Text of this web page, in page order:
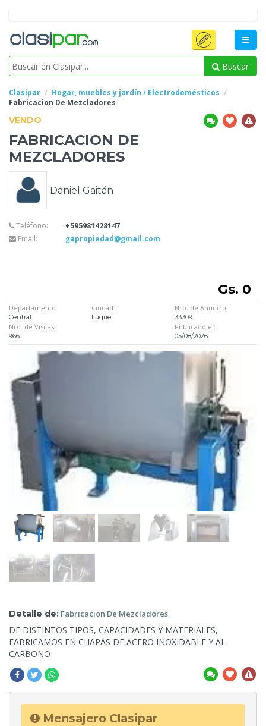
Buscar
Clasipar
Hogar, muebles y jardín / Electrodomésticos
Fabricacion De Mezcladores
VENDO
FABRICACION DE
MEZCLADORES
Daniel Gaitán
Teléfono:
+595981428147
Email:
gapropiedad@gmail.com
Gs. 0
Departamento:
Central
Ciudad:
Luque
Nro. de Anuncio:
33309
Nro. de Visitas:
966
Publicado el:
05/08/2026
Detalle de: Fabricacion De Mezcladores
DE DISTINTOS TIPOS, CAPACIDADES Y MATERIALES,
FABRICAMOS EN CHAPAS DE ACERO INOXIDABLE Y AL
CARBONO
Mensajero Clasipar